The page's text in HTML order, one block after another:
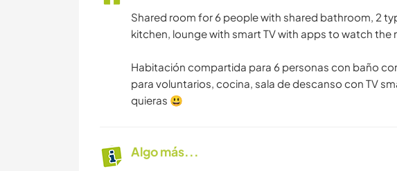
Shared room for 6 people with shared bathroom, 2
kitchen, lounge with smart TV with apps to watch the
Habitación compartida para 6 personas con baño
para voluntarios, cocina, sala de descanso con TV
quieras 😃
Algo más...